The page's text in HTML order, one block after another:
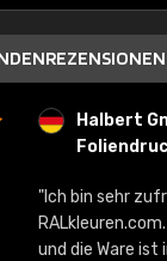
Halbert GmbH
Foliendruck
bin sehr zufrieden
Die
die Ware ist in